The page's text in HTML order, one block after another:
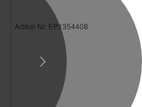
Artikel Nr. EP1354408
Next